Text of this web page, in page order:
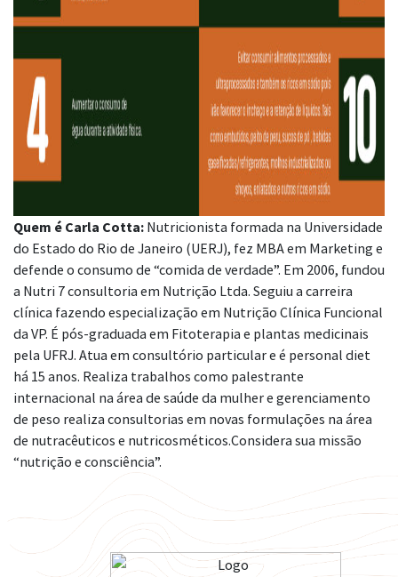
Quem é Carla Cotta: Nutricionista formada na Universidade
do Estado do Rio de Janeiro (UERJ), fez MBA em Marketing e
defende o consumo de “comida de verdade”. Em 2006, fundou
a Nutri 7 consultoria em Nutrição Ltda. Seguiu a carreira
clínica fazendo especialização em Nutrição Clínica Funcional
da VP. É pós-graduada em Fitoterapia e plantas medicinais
pela UFRJ. Atua em consultório particular e é personal diet
há 15 anos. Realiza trabalhos como palestrante
internacional na área de saúde da mulher e gerenciamento
de peso realiza consultorias em novas formulações na área
de nutracêuticos e nutricosméticos.Considera sua missão
“nutrição e consciência”.